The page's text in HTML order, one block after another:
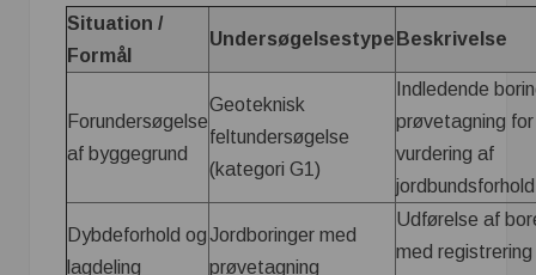
Situation /
Formål
Undersøgelsestype Beskrivelse
Forundersøgelse
af byggegrund
Geoteknisk
feltundersøgelse
(kategori G1)
Indledende
prøvetagning for
vurdering af
jordbundsforhold
Dybdeforhold og
lagdeling
Jordboringer med
prøvetagning
Udførelse af
med